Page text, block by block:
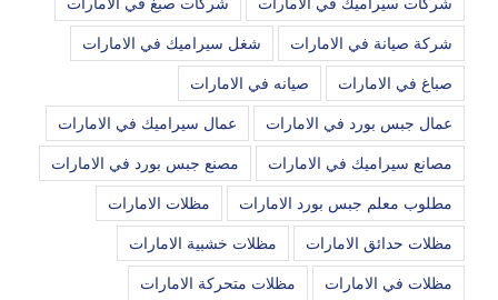
شركة صيانة في الامارات شغل سيراميك في الامارات
صباغ في الامارات صيانه في الامارات
عمال جبس بورد في الامارات عمال سيراميك في الامارات
مصانع سيراميك في الامارات مصنع جبس بورد في الامارات
مطلوب معلم جبس بورد الامارات مظلات الامارات
مظلات حدائق الامارات مظلات خشبية الامارات
مظلات في الامارات مظلات متحركة الامارات